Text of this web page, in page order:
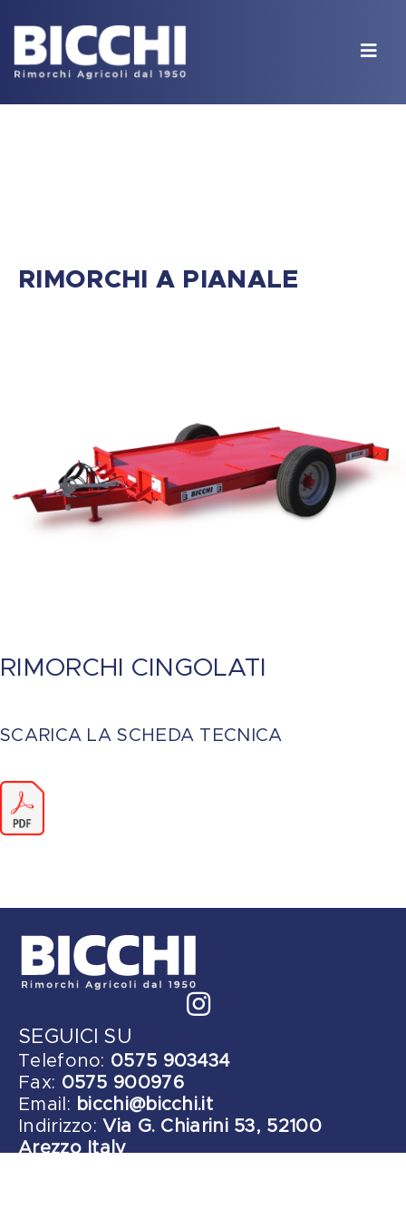
RIMORCHI A PIANALE
RIMORCHI CINGOLATI
SCARICA LA SCHEDA TECNICA
SEGUICI SU
Telefono: 0575 903434
Fax: 0575 900976
Email: bicchi@bicchi.it
Indirizzo: Via G. Chiarini 53, 52100
Arezzo Italy